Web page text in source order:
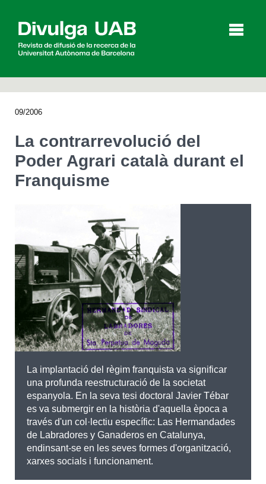
Agenda
Español
CERCAR
09/2006
La contrarrevolució del
Poder Agrari català durant el
Franquisme
La implantació del règim franquista va significar
una profunda reestructuració de la societat
espanyola. En la seva tesi doctoral Javier Tébar
es va submergir en la història d'aquella època a
través d'un col·lectiu específic: Las Hermandades
de Labradores y Ganaderos en Catalunya,
endinsant-se en les seves formes d'organització,
xarxes socials i funcionament.